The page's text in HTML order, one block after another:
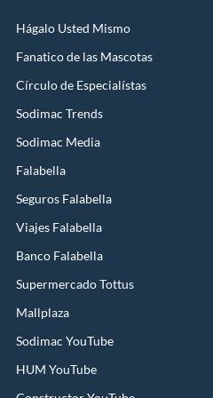
Hágalo Usted Mismo
Fanatico de las Mascotas
Círculo de Especialístas
Sodimac Trends
Sodimac Media
Falabella
Seguros Falabella
Viajes Falabella
Banco Falabella
Supermercado Tottus
Mallplaza
Sodimac YouTube
HUM YouTube